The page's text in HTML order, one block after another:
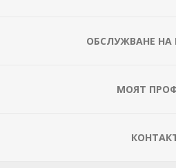
ОБСЛУЖВАНЕ НА
МОЯТ